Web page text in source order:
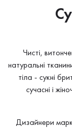
Чисті,
натуральні
тіла - сукні
сучасні і
Дизайнери